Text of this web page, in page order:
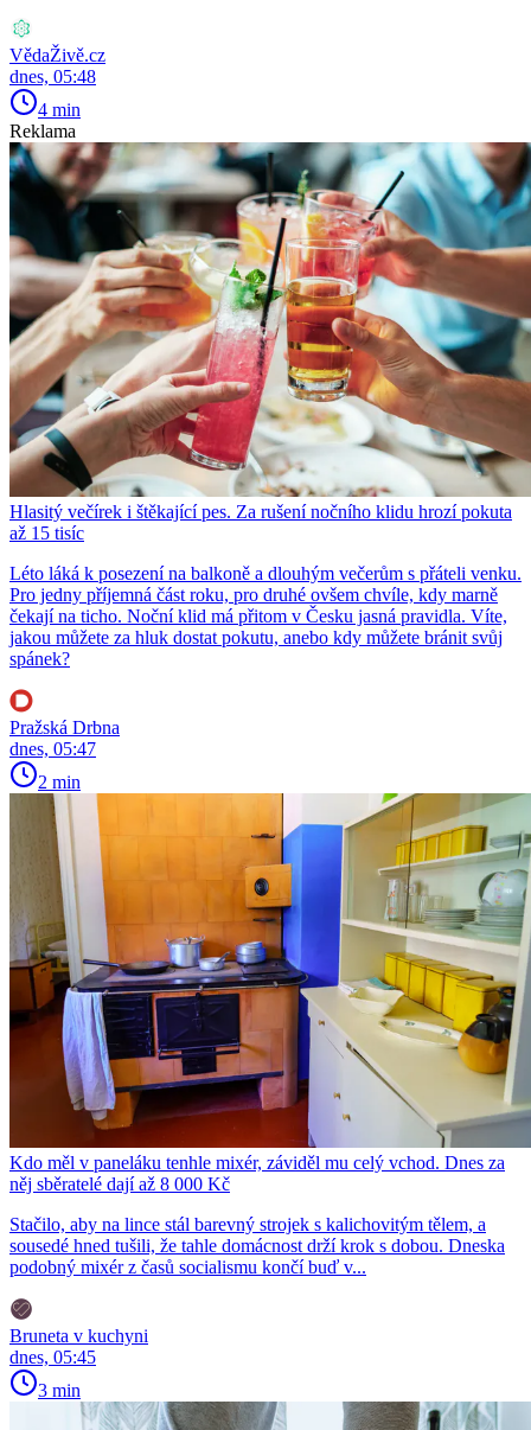
VědaŽivě.cz
dnes, 05:48
4 min
Reklama
Hlasitý večírek i štěkající pes. Za rušení nočního klidu hrozí pokuta
až 15 tisíc
Léto láká k posezení na balkoně a dlouhým večerům s přáteli venku.
Pro jedny příjemná část roku, pro druhé ovšem chvíle, kdy marně
čekají na ticho. Noční klid má přitom v Česku jasná pravidla. Víte,
jakou můžete za hluk dostat pokutu, anebo kdy můžete bránit svůj
spánek?
Pražská Drbna
dnes, 05:47
2 min
Kdo měl v paneláku tenhle mixér, záviděl mu celý vchod. Dnes za
něj sběratelé dají až 8 000 Kč
Stačilo, aby na lince stál barevný strojek s kalichovitým tělem, a
sousedé hned tušili, že tahle domácnost drží krok s dobou. Dneska
podobný mixér z časů socialismu končí buď v...
Bruneta v kuchyni
dnes, 05:45
3 min